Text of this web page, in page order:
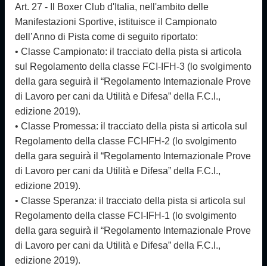
Art. 27 - Il Boxer Club d'Italia, nell'ambito delle
Manifestazioni Sportive, istituisce il Campionato
dell’Anno di Pista come di seguito riportato:
• Classe Campionato: il tracciato della pista si articola
sul Regolamento della classe FCI-IFH-3 (lo svolgimento
della gara seguirà il “Regolamento Internazionale Prove
di Lavoro per cani da Utilità e Difesa” della F.C.I.,
edizione 2019).
• Classe Promessa: il tracciato della pista si articola sul
Regolamento della classe FCI-IFH-2 (lo svolgimento
della gara seguirà il “Regolamento Internazionale Prove
di Lavoro per cani da Utilità e Difesa” della F.C.I.,
edizione 2019).
• Classe Speranza: il tracciato della pista si articola sul
Regolamento della classe FCI-IFH-1 (lo svolgimento
della gara seguirà il “Regolamento Internazionale Prove
di Lavoro per cani da Utilità e Difesa” della F.C.I.,
edizione 2019).